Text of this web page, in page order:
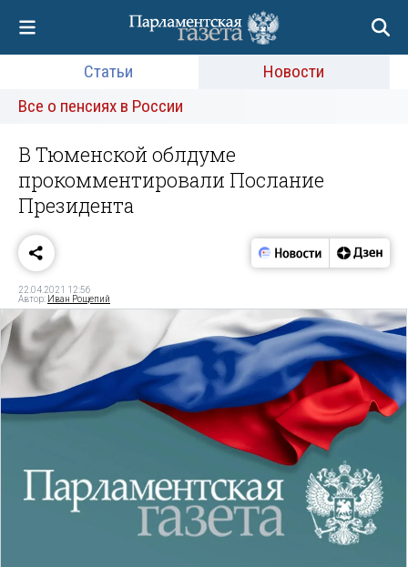
Статьи
Новости
Все о пенсиях в России
В Тюменской облдуме
прокомментировали Послание
Президента
22.04.2021 12:56
Автор: Иван Рощепий